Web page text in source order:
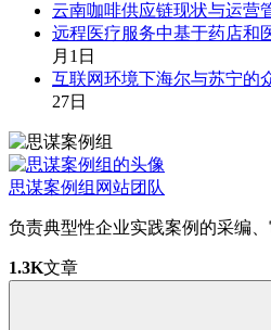
云南咖啡供应链现状与运营
远程医疗服务中基于药店和
月1日
互联网环境下海尔与苏宁的
27日
思谋案例组 网站团队
负责典型性企业实践案例的采编
1.3K文章